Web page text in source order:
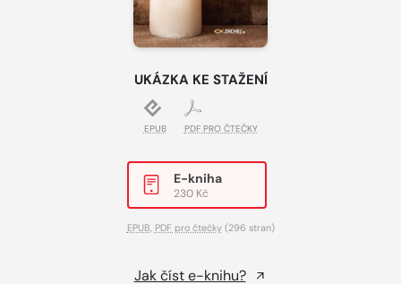
UKÁZKA KE STAŽENÍ
EPUB PDF PRO ČTEČKY
E-kniha
230 Kč
EPUB PDF pro čtečky(296 stran)
Jak číst e-knihu?